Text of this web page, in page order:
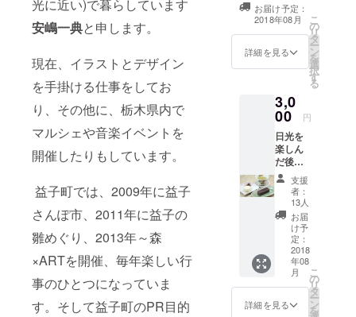
光に近い)で暮らしています
安嶋一典と申します。
現在、イラストとデザイン
を手掛ける仕事をしてお
り、その他に、栃木県内で
マルシェや音楽イベントを
開催したりもしています。
益子町では、2009年に益子
さんぽ市、2011年に益子の
雛めぐり、2013年～森
×ARTを開催、毎年楽しい行
事のひとつになっていま
す。そして益子町のPR目的
ART、
JAZZ、街の
風景チェッ
クと歩く楽
しみ探しで
益子町で
は、2009年
に益子さん
ぽ市、2011
年に益子の
雛めぐり、
2013年～森×
ＡＲＴを開
催、毎年楽
しい行事の
ひとつに
なっていま
日光の散歩・ハ
イキングマッ
プ。
お届け予定：
2018年08月
詳細を見る
こ
の
リ
タ
ー
ン
を
選
択
す
る
3,0
00 円
日光を
楽しん
だ後、
日光の
老舗、
湯沢屋
にて、
美味し
い水羊
羹と酒
饅頭を
お召し
上がり
くださ
い。
支援
者：
13人
お届
け予
定：
2018
年08
月
詳細を見る
こ
の
リ
タ
ー
ン
を